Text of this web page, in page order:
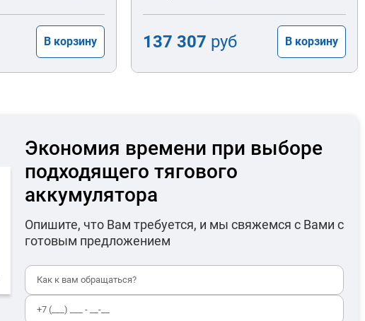
В корзину 137 307 руб В корзину
Экономия времени при выборе
подходящего тягового
аккумулятора
Опишите, что Вам требуется, и мы свяжемся с Вами с
готовым предложением